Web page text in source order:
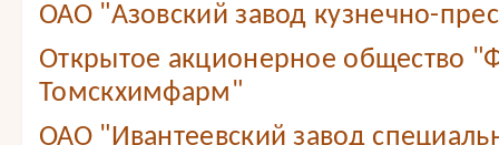
ОАО "Азовский завод кузнечно-
Открытое акционерное общество
Томскхимфарм"
ОАО "Ивантеевский завод